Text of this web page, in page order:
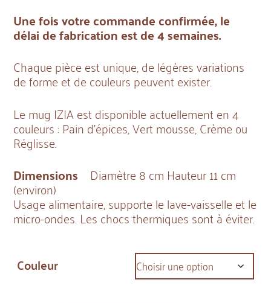
Une fois votre commande confirmée, le
délai de fabrication est de 4 semaines.
Chaque pièce est unique, de légères variations
de forme et de couleurs peuvent exister.
Le mug IZIA est disponible actuellement en 4
couleurs : Pain d’épices, Vert mousse, Crème ou
Réglisse.
Dimensions Diamètre 8 cm Hauteur 11 cm
(environ)
Usage alimentaire, supporte le lave-vaisselle et le
micro-ondes. Les chocs thermiques sont à éviter.
Couleur